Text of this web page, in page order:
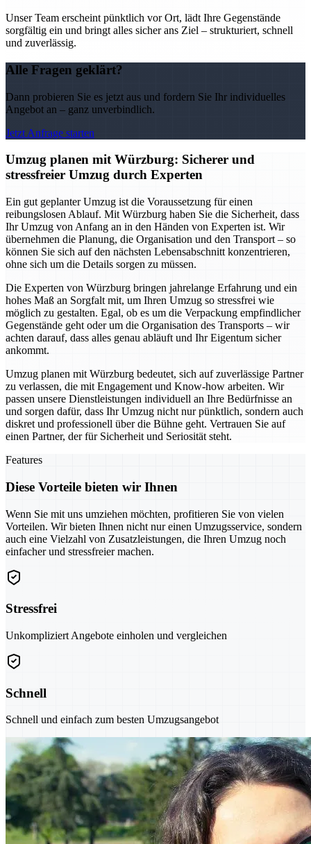
Unser Team erscheint pünktlich vor Ort, lädt Ihre Gegenstände
sorgfältig ein und bringt alles sicher ans Ziel – strukturiert, schnell
und zuverlässig.
Alle Fragen geklärt?
Dann probieren Sie es jetzt aus und fordern Sie Ihr individuelles
Angebot an – ganz unverbindlich.
Jetzt Anfrage starten
Umzug planen mit Würzburg: Sicherer und
stressfreier Umzug durch Experten
Ein gut geplanter Umzug ist die Voraussetzung für einen
reibungslosen Ablauf. Mit Würzburg haben Sie die Sicherheit, dass
Ihr Umzug von Anfang an in den Händen von Experten ist. Wir
übernehmen die Planung, die Organisation und den Transport – so
können Sie sich auf den nächsten Lebensabschnitt konzentrieren,
ohne sich um die Details sorgen zu müssen.
Die Experten von Würzburg bringen jahrelange Erfahrung und ein
hohes Maß an Sorgfalt mit, um Ihren Umzug so stressfrei wie
möglich zu gestalten. Egal, ob es um die Verpackung empfindlicher
Gegenstände geht oder um die Organisation des Transports – wir
achten darauf, dass alles genau abläuft und Ihr Eigentum sicher
ankommt.
Umzug planen mit Würzburg bedeutet, sich auf zuverlässige Partner
zu verlassen, die mit Engagement und Know-how arbeiten. Wir
passen unsere Dienstleistungen individuell an Ihre Bedürfnisse an
und sorgen dafür, dass Ihr Umzug nicht nur pünktlich, sondern auch
diskret und professionell über die Bühne geht. Vertrauen Sie auf
einen Partner, der für Sicherheit und Seriosität steht.
Features
Diese Vorteile bieten wir Ihnen
Wenn Sie mit uns umziehen möchten, profitieren Sie von vielen
Vorteilen. Wir bieten Ihnen nicht nur einen Umzugsservice, sondern
auch eine Vielzahl von Zusatzleistungen, die Ihren Umzug noch
einfacher und stressfreier machen.
Stressfrei
Unkompliziert Angebote einholen und vergleichen
Schnell
Schnell und einfach zum besten Umzugsangebot